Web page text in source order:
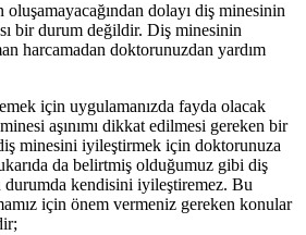
dolayı diş minesinin
bir durum değildir. Diş minesinin
harcamadan doktorunuzdan yardım
için uygulamanızda fayda olacak
aşınımı dikkat edilmesi gereken bir
minesini iyileştirmek için doktorunuza
da belirtmiş olduğumuz gibi diş
durumda kendisini iyileştiremez. Bu
için önem vermeniz gereken konular